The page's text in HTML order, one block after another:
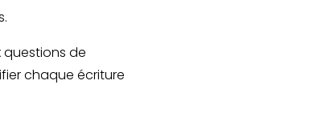
de
chaque écriture